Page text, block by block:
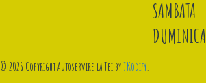
SAMBATA
DUMINICA
© 2026 Copyright Autoservire la Tei byJKodify.